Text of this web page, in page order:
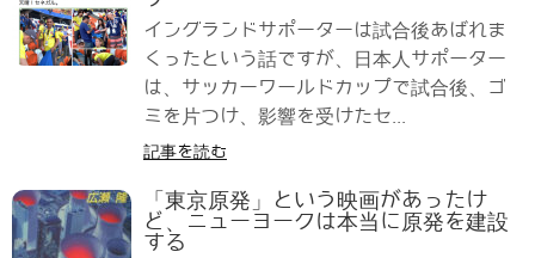
イングランドサポーターは試合後あばれま
くったという話ですが、日本人サポーター
は、サッカーワールドカップで試合後、ゴ
ミを片つけ、影響を受けたセ...
記事を読む
「東京原発」という映画があったけ
ど、ニューヨークは本当に原発を建設
する